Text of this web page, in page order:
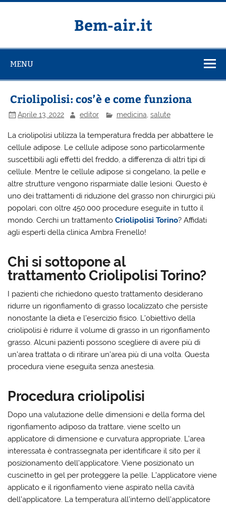
Salta
Bem-air.it
MENU
Criolipolisi: cos’è e come funziona
Aprile 13, 2022 editor medicina salute
La criolipolisi utilizza la temperatura fredda per abbattere le
cellule adipose. Le cellule adipose sono particolarmente
suscettibili agli effetti del freddo, a differenza di altri tipi di
cellule. Mentre le cellule adipose si congelano, la pelle e
altre strutture vengono risparmiate dalle lesioni. Questo è
uno dei trattamenti di riduzione del grasso non chirurgici più
popolari, con oltre 450.000 procedure eseguite in tutto il
mondo. Cerchi un trattamentoCriolipolisi Torino? Affidati
agli esperti della clinica Ambra Frenello!
Chi si sottopone al
trattamento Criolipolisi Torino?
I pazienti che richiedono questo trattamento desiderano
ridurre un rigonfiamento di grasso localizzato che persiste
nonostante la dieta e l’esercizio fisico. L’obiettivo della
criolipolisi è ridurre il volume di grasso in un rigonfiamento
grasso. Alcuni pazienti possono scegliere di avere più di
un’area trattata o di ritirare un’area più di una volta. Questa
procedura viene eseguita senza anestesia.
Procedura criolipolisi
Dopo una valutazione delle dimensioni e della forma del
rigonfiamento adiposo da trattare, viene scelto un
applicatore di dimensione e curvatura appropriate. L’area
interessata è contrassegnata per identificare il sito per il
posizionamento dell’applicatore. Viene posizionato un
cuscinetto in gel per proteggere la pelle. L’applicatore viene
applicato e il rigonfiamento viene aspirato nella cavità
dell’applicatore. La temperatura all’interno dell’applicatore